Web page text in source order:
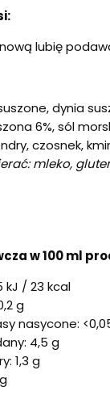
lubię
dynia
6%, sól
czosnek,
mleko,
w 100 ml
kJ / 23 kcal
g
nasycone:
4,5 g
1,3 g